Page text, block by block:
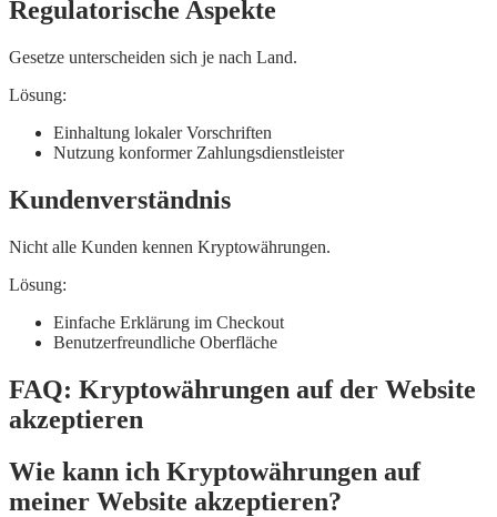
Regulatorische Aspekte
Gesetze unterscheiden sich je nach Land.
Lösung:
Einhaltung lokaler Vorschriften
Nutzung konformer Zahlungsdienstleister
Kundenverständnis
Nicht alle Kunden kennen Kryptowährungen.
Lösung:
Einfache Erklärung im Checkout
Benutzerfreundliche Oberfläche
FAQ: Kryptowährungen auf der Website
akzeptieren
Wie kann ich Kryptowährungen auf
meiner Website akzeptieren?